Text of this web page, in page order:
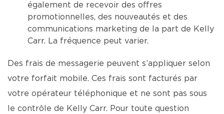
également de recevoir des offres
promotionnelles, des nouveautés et des
communications marketing de la part de Kelly
Carr. La fréquence peut varier.
Des frais de messagerie peuvent s’appliquer selon
votre forfait mobile. Ces frais sont facturés par
votre opérateur téléphonique et ne sont pas sous
le contrôle de Kelly Carr. Pour toute question